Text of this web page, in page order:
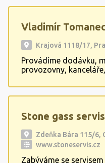
Vladimír
Krajová 1118/17,
Provádíme dodávku,
provozovny,
plynových kotlů,
Montáž plynových
systémy měření a
Stone gass
Zdeňka Bára 115/6,
www.stoneservis.cz
Zabýváme se